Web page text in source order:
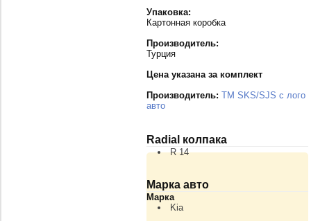
Упаковка:
Картонная коробка
Производитель:
Турция
Цена указана за комплект
Производитель: TM SKS/SJS с лого
авто
Radial колпака
R 14
Марка авто
Марка
Kia